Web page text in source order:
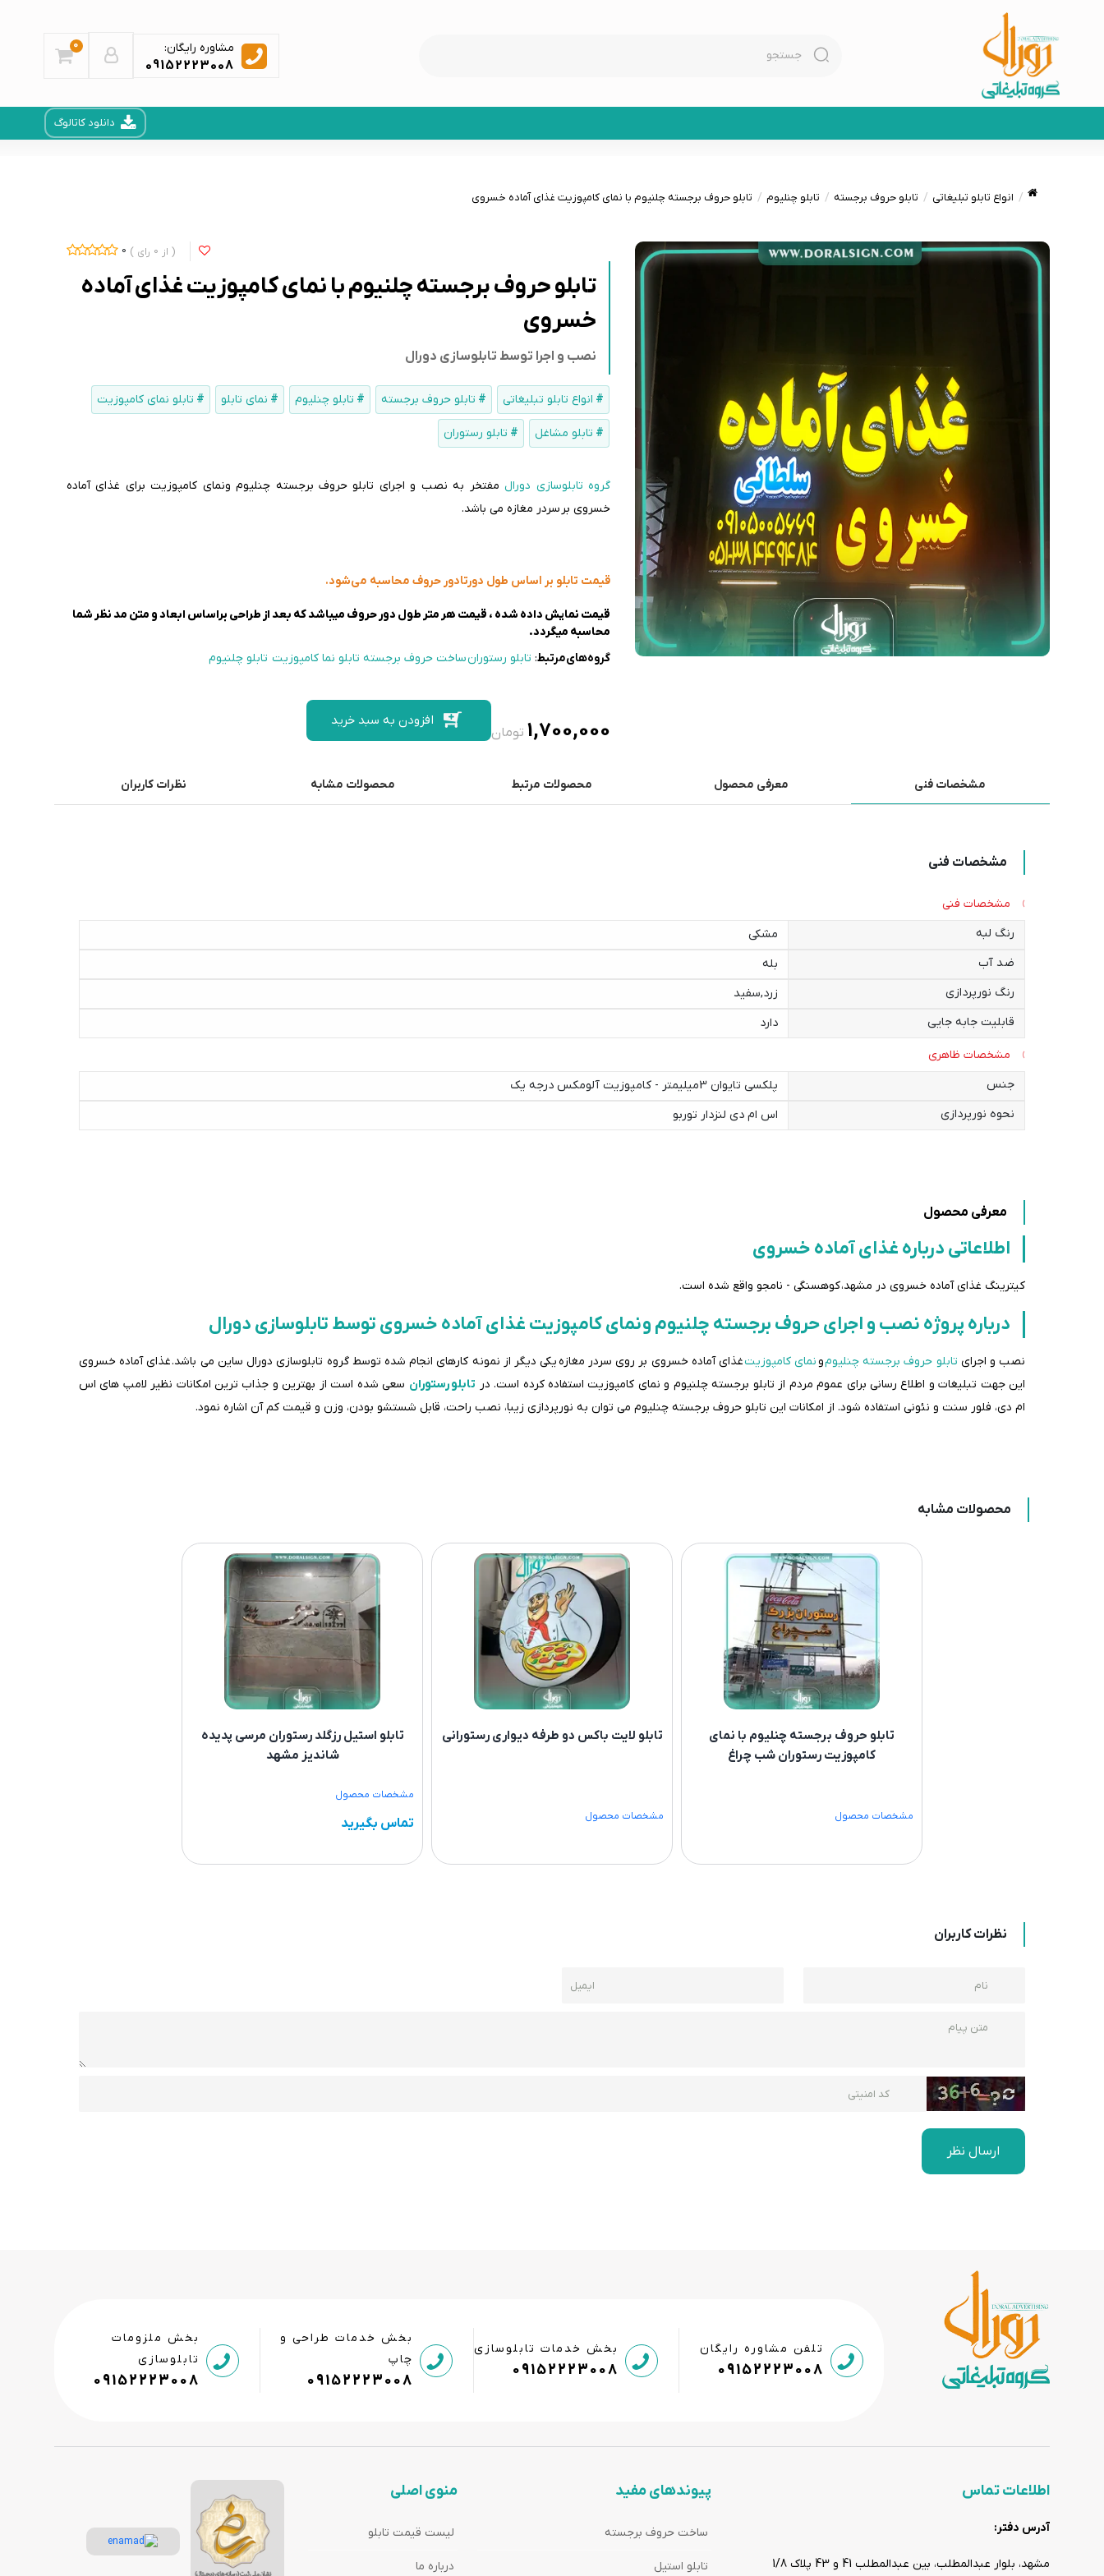
مشاوره رایگان:
09152223008
0
دانلود کاتالوگ
انواع تابلو تبلیغاتی تابلو حروف برجسته تابلو چنلیوم تابلو حروف برجسته چلنیوم با نمای کامپوزیت غذای آماده خسروی
0 0
تابلو حروف برجسته چلنیوم با نمای کامپوزیت غذای آماده
خسروی
نصب و اجرا توسط تابلوسازی دورال
انواع تابلو تبلیغاتی تابلو حروف برجسته تابلو چنلیوم نمای تابلو تابلو نمای کامپوزیت
تابلو مشاغل تابلو رستوران
گروه تابلوسازی دورالمفتخر به نصب و اجرای تابلو حروف برجسته چنلیوم ونمای کامپوزیت برای غذای آماده
خسروی بر سردر مغازه می باشد.
قیمت تابلو بر اساس طول دورتادور حروف محاسبه می‌شود.
قیمت نمایش داده شده ، قیمت هر متر طول دور حروف میباشد که بعد از طراحی براساس ابعاد و متن مد نظر شما
محاسبه میگردد.
گروه‌های‌مرتبط: تابلو رستورانساخت حروف برجسته تابلو نما کامپوزیت تابلو چلنیوم
1,700,000 تومان
افزودن به سبد خرید
مشخصات فنی معرفی محصول محصولات مرتبط محصولات مشابه نظرات کاربران
مشخصات فنی
مشخصات فنی
رنگ لبه
مشکی
ضد آب
بله
رنگ نورپردازی
زرد,سفید
قابلیت جابه جایی
دارد
مشخصات ظاهری
جنس
پلکسی تایوان 3میلیمتر - کامپوزیت آلومکس درجه یک
نحوه نورپردازی
اس ام دی لنزدار توربو
معرفی محصول
اطلاعاتی درباره غذای آماده خسروی
کیترینگ غذای آماده خسروی در مشهد، کوهسنگی - نامجو واقع شده است.
درباره پروژه نصب و اجرای حروف برجسته چلنیوم و نمای کامپوزیت غذای آماده خسروی توسط تابلوسازی دورال
نصب و اجرای تابلو حروف برجسته چنلیومونمای کامپوزیتغذای آماده خسروی بر روی سردر مغازه یکی دیگر از نمونه کارهای انجام شده توسط گروه تابلوسازی دورال ساین می باشد.غذای آماده خسروی
این جهت تبلیغات و اطلاع رسانی برای عموم مردم از تابلو برجسته چلنیوم و نمای کامپوزیت استفاده کرده است. در تابلو رستوران سعی شده است از بهترین و جذاب ترین امکانات نظیر لامپ های اس
ام دی، فلور سنت و نئونی استفاده شود. از امکانات این تابلو حروف برجسته چنلیوم می توان به نورپردازی زیبا، نصب راحت، قابل شستشو بودن، وزن و قیمت کم آن اشاره نمود.
محصولات مشابه
تابلو حروف برجسته چنلیوم با نمای
کامپوزیت رستوران شب چراغ
مشخصات محصول
تابلو لایت باکس دو طرفه دیواری رستورانی
مشخصات محصول
تابلو استیل رزگلد رستوران مرسی پدیده
شاندیز مشهد
مشخصات محصول
تماس بگیرید
نظرات کاربران
ارسال نظر
تلفن مشاوره رایگان
09152223008
بخش خدمات تابلوسازی
09152223008
بخش خدمات طراحی و
چاپ
09152223008
بخش ملزومات
تابلوسازی
09152223008
اطلاعات تماس
آدرس دفتر:
مشهد، بلوار عبدالمطلب، بین عبدالمطلب 41 و 43 پلاک 1/8
پیوندهای مفید
ساخت حروف برجسته
تابلو استیل
منوی اصلی
لیست قیمت تابلو
درباره ما